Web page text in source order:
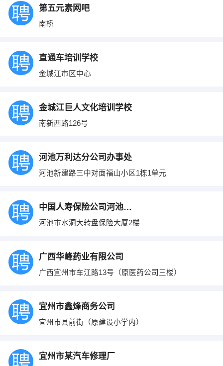
第五元素网吧
南桥
直通车培训学校
金城江市区中心
金城江巨人文化培训学校
南新西路126号
河池万利达分公司办事处
河池新建路三中对面福山小区1栋1单元
中国人寿保险公司河池分公司营销部
河池市水洞大转盘保险大厦2楼
广西华峰药业有限公司
广西宜州市车江路13号（原医药公司三楼）
宜州市鑫烽商务公司
宜州市县前街（原建设小学内）
宜州市某汽车修理厂